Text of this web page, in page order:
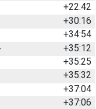
+22:42
+30:16
+34:54
+35:12
+35:25
+35:32
+37:04
+37:06